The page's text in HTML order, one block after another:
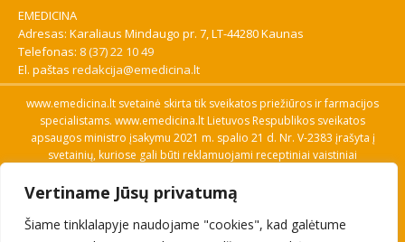
Vertiname Jūsų privatumą
Šiame tinklalapyje naudojame "cookies", kad galėtume
EMEDICINA
Adresas: Karaliaus Mindaugo pr. 7, LT-44280 Kaunas
Telefonas: 8 (37) 22 10 49
El. paštas redakcija@emedicina.lt
www.emedicina.lt svetainė skirta tik sveikatos priežiūros ir farmacijos
specialistams. www.emedicina.lt Lietuvos Respublikos sveikatos
apsaugos ministro įsakymu 2021 m. spalio 21 d. Nr. V-2383 įrašyta į
svetainių, kuriose gali būti reklamuojami receptiniai vaistiniai
savo profesinę kvalifikaciją. Naudingos nuorodos: Vaistų ir medicinos
pagalbos priemonių kainų paieška, VVKT tinklalapis, Sveikatos
priežiūros ar farmacijos specialisto pranešimo apie įtariamą